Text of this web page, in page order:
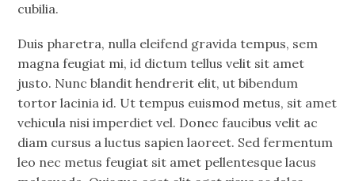
cubilia.
Duis pharetra, nulla eleifend gravida tempus, sem
magna feugiat mi, id dictum tellus velit sit amet
justo. Nunc blandit hendrerit elit, ut bibendum
tortor lacinia id. Ut tempus euismod metus, sit amet
vehicula nisi imperdiet vel. Donec faucibus velit ac
diam cursus a luctus sapien laoreet. Sed fermentum
leo nec metus feugiat sit amet pellentesque lacus